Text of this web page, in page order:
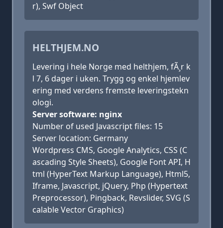
r), Swf Object
HELTHJEM.NO
Levering i hele Norge med helthjem, fÃ¸r k
l 7, 6 dager i uken. Trygg og enkel hjemlev
ering med verdens fremste leveringstekn
ologi.
Server software: nginx
Number of used Javascript files: 15
Server location: Germany
Wordpress CMS, Google Analytics, CSS (C
ascading Style Sheets), Google Font API, H
tml (HyperText Markup Language), Html5,
Iframe, Javascript, jQuery, Php (Hypertext
Preprocessor), Pingback, Revslider, SVG (S
calable Vector Graphics)